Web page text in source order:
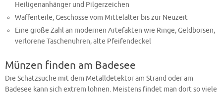
Heiligenanhänger und Pilgerzeichen
Waffenteile, Geschosse vom Mittelalter bis zur Neuzeit
Eine große Zahl an modernen Artefakten wie Ringe, Geldbörsen,
verlorene Taschenuhren, alte Pfeifendeckel
Münzen finden am Badesee
Die Schatzsuche mit dem Metalldetektor am Strand oder am
Badesee kann sich extrem lohnen. Meistens findet man dort so viele